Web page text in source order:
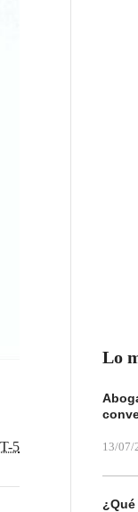
5
Lo
13/07/